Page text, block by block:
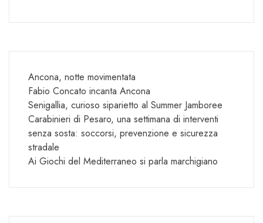
Ancona, notte movimentata
Fabio Concato incanta Ancona
Senigallia, curioso siparietto al Summer Jamboree
Carabinieri di Pesaro, una settimana di interventi
senza sosta: soccorsi, prevenzione e sicurezza
stradale
Ai Giochi del Mediterraneo si parla marchigiano